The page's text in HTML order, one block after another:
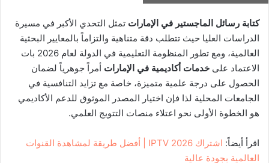
كتابة رسائل الماجستير في الإمارات تمثل التحدي الأكبر في مسيرة
الدراسات العليا حيث تتطلب دقة متناهية والتزاماً بالمعايير البحثية
العالمية،
ومع تطور المنظومة التعليمية في الدولة لعام 2026 بات
الاعتماد على خدمات أكاديمية في الإمارات أمراً جوهرياً لضمان
الحصول على درجة علمية متميزة، خاصة مع تزايد التنافسية في
الجامعات المحلية لذا فإن اختيار المصدر الموثوق للدعم الأكاديمي
هو الخطوة الأولى نحو اعتلاء منصات التتويج العلمي.
اقرأ أيضاً:
اشتراك IPTV 2026 | أفضل طريقة لمشاهدة القنوات
العالمية بجودة عالية